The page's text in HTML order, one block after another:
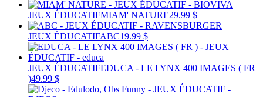
JEUX ÉDUCATIFMIAM' NATURE29.99 $
JEUX ÉDUCATIFABC19.99 $
JEUX ÉDUCATIFEDUCA - LE LYNX 400 IMAGES ( FR
)49.99 $